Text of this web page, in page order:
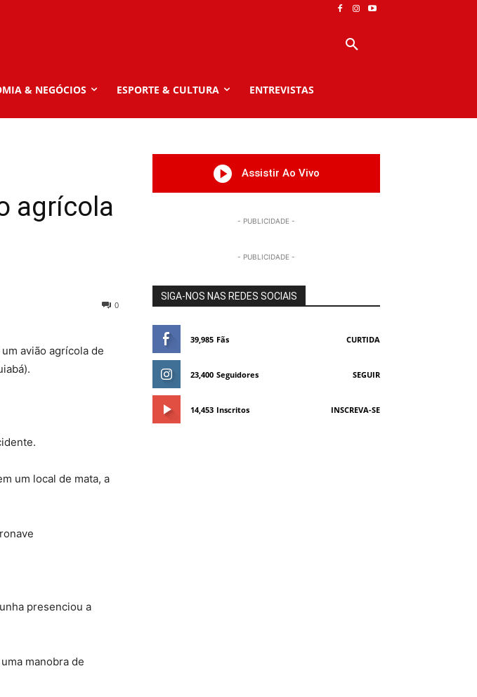
& NEGÓCIOS ESPORTE & CULTURA ENTREVISTAS
agrícola
0
avião agrícola de
um local de mata, a
presenciou a
manobra de
Assistir Ao Vivo
- PUBLICIDADE -
- PUBLICIDADE -
SIGA-NOS NAS REDES SOCIAIS
39,985 Fãs CURTIDA
23,400 Seguidores SEGUIR
14,453 Inscritos INSCREVA-SE